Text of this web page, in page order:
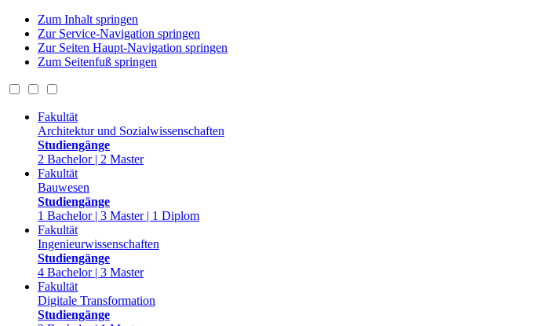
Zum Inhalt springen
Zur Service-Navigation springen
Zur Seiten Haupt-Navigation springen
Zum Seitenfuß springen
Fakultät
Architektur und Sozialwissenschaften
Studiengänge
2 Bachelor | 2 Master
Fakultät
Bauwesen
Studiengänge
1 Bachelor | 3 Master | 1 Diplom
Fakultät
Ingenieurwissenschaften
Studiengänge
4 Bachelor | 3 Master
Fakultät
Digitale Transformation
Studiengänge